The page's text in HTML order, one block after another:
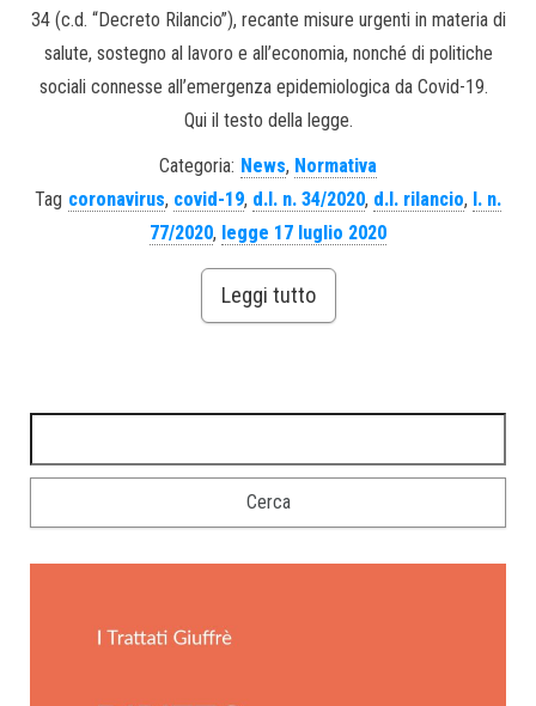
34 (c.d. “Decreto Rilancio”), recante misure urgenti in materia di
salute, sostegno al lavoro e all’economia, nonché di politiche
sociali connesse all’emergenza epidemiologica da Covid-19.
Qui il testo della legge.
Categoria: News, Normativa
Tag coronavirus, covid-19, d.l. n. 34/2020, d.l. rilancio, l. n.
77/2020, legge 17 luglio 2020
Leggi tutto